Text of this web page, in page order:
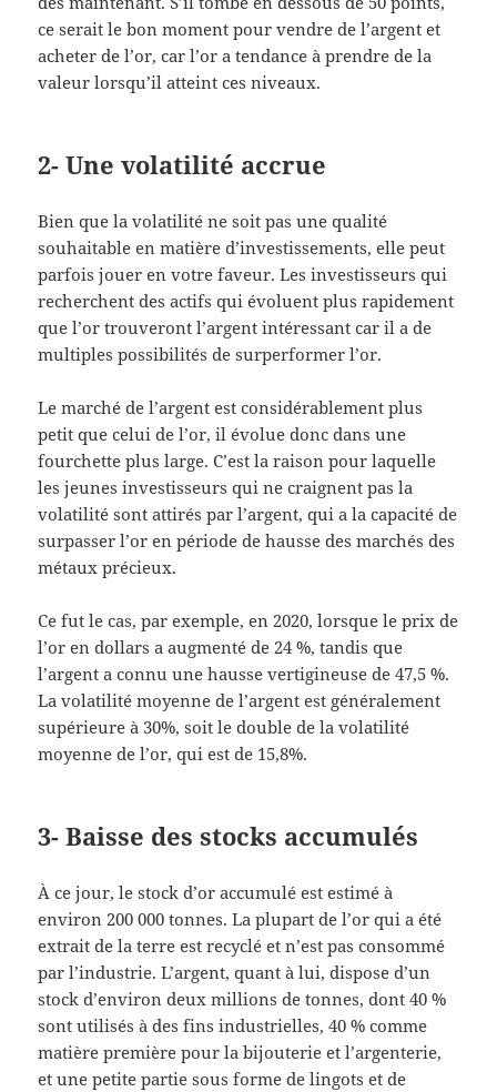
ce serait le bon moment pour vendre de l’argent et
acheter de l’or, car l’or a tendance à prendre de la
valeur lorsqu’il atteint ces niveaux.
2- Une volatilité accrue
Bien que la volatilité ne soit pas une qualité
souhaitable en matière d’investissements, elle peut
parfois jouer en votre faveur. Les investisseurs qui
recherchent des actifs qui évoluent plus rapidement
que l’or trouveront l’argent intéressant car il a de
multiples possibilités de surperformer l’or.
Le marché de l’argent est considérablement plus
petit que celui de l’or, il évolue donc dans une
fourchette plus large. C’est la raison pour laquelle
les jeunes investisseurs qui ne craignent pas la
volatilité sont attirés par l’argent, qui a la capacité de
surpasser l’or en période de hausse des marchés des
métaux précieux.
Ce fut le cas, par exemple, en 2020, lorsque le prix de
l’or en dollars a augmenté de 24 %, tandis que
l’argent a connu une hausse vertigineuse de 47,5 %.
La volatilité moyenne de l’argent est généralement
supérieure à 30%, soit le double de la volatilité
moyenne de l’or, qui est de 15,8%.
3- Baisse des stocks accumulés
À ce jour, le stock d’or accumulé est estimé à
environ 200 000 tonnes. La plupart de l’or qui a été
extrait de la terre est recyclé et n’est pas consommé
par l’industrie. L’argent, quant à lui, dispose d’un
stock d’environ deux millions de tonnes, dont 40 %
sont utilisés à des fins industrielles, 40 % comme
matière première pour la bijouterie et l’argenterie,
et une petite partie sous forme de lingots et de